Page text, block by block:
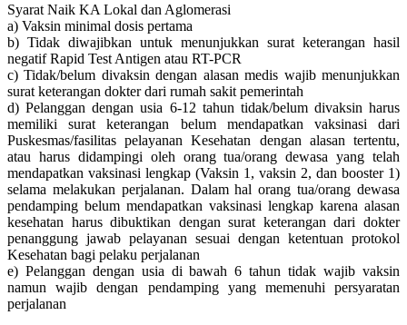
Syarat Naik KA Lokal dan Aglomerasi
a) Vaksin minimal dosis pertama
b) Tidak diwajibkan untuk menunjukkan surat keterangan hasil
negatif Rapid Test Antigen atau RT-PCR
c) Tidak/belum divaksin dengan alasan medis wajib menunjukkan
surat keterangan dokter dari rumah sakit pemerintah
d) Pelanggan dengan usia 6-12 tahun tidak/belum divaksin harus
memiliki surat keterangan belum mendapatkan vaksinasi dari
Puskesmas/fasilitas pelayanan Kesehatan dengan alasan tertentu,
atau harus didampingi oleh orang tua/orang dewasa yang telah
mendapatkan vaksinasi lengkap (Vaksin 1, vaksin 2, dan booster 1)
selama melakukan perjalanan. Dalam hal orang tua/orang dewasa
pendamping belum mendapatkan vaksinasi lengkap karena alasan
kesehatan harus dibuktikan dengan surat keterangan dari dokter
penanggung jawab pelayanan sesuai dengan ketentuan protokol
Kesehatan bagi pelaku perjalanan
e) Pelanggan dengan usia di bawah 6 tahun tidak wajib vaksin
namun wajib dengan pendamping yang memenuhi persyaratan
perjalanan